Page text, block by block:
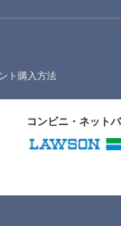
ト購入方法
コンビニ・ネット